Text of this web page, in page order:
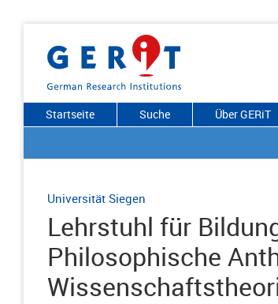
Startseite Suche Über GERiT
Universität Siegen
Lehrstuhl für
Philosophische